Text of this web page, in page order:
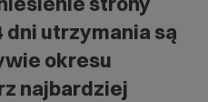
utrzymania są
okresu
najbardziej